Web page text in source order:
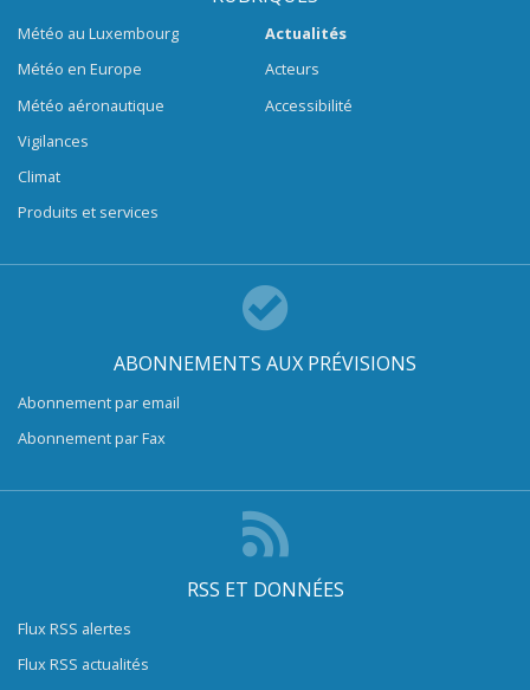
Météo au Luxembourg
Météo en Europe
Météo aéronautique
Vigilances
Climat
Produits et services
Actualités
Acteurs
Accessibilité
ABONNEMENTS AUX PRÉVISIONS
Abonnement par email
Abonnement par Fax
RSS ET DONNÉES
Flux RSS alertes
Flux RSS actualités